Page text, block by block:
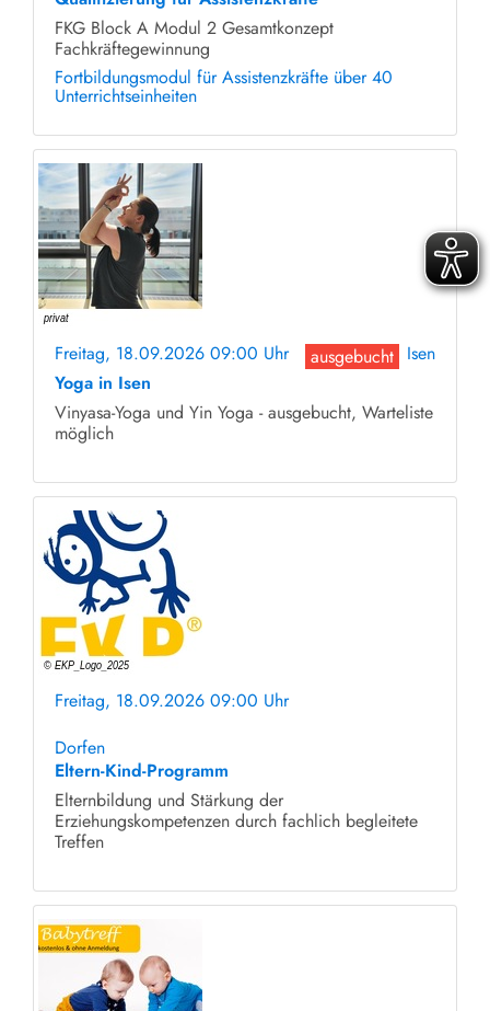
FKG Block A Modul 2 Gesamtkonzept
Fachkräftegewinnung
Fortbildungsmodul für Assistenzkräfte über 40
Unterrichtseinheiten
Freitag, 18.09.2026 09:00 Uhr ausgebucht Isen
Yoga in Isen
Vinyasa-Yoga und Yin Yoga - ausgebucht, Warteliste
möglich
Freitag, 18.09.2026 09:00 Uhr
Dorfen
Eltern-Kind-Programm
Elternbildung und Stärkung der
Erziehungskompetenzen durch fachlich begleitete
Treffen